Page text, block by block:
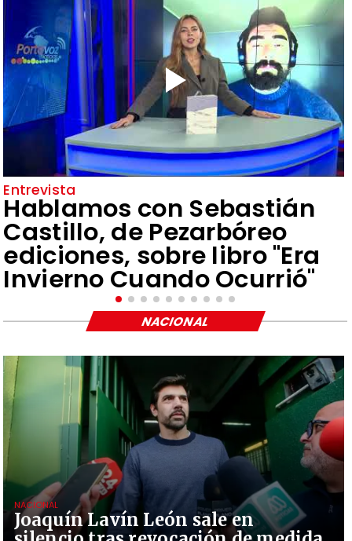
Entrevista
Hablamos con Sebastián
Castillo, de Pezarbóreo
ediciones, sobre libro "Era
Invierno Cuando Ocurrió"
Joaquín Lavín León sale en
NACIONAL
NACIONAL